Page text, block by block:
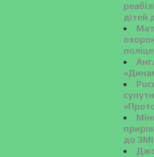
дітей
до ЗМІ